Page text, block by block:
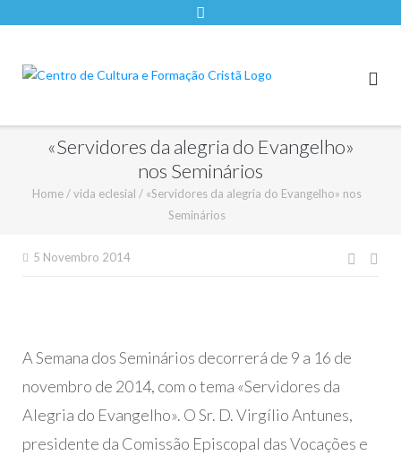
«Servidores da alegria do Evangelho»
nos Seminários
Home /vida eclesial / «Servidores da alegria do Evangelho» nos
Seminários
5 Novembro 2014
A Semana dos Seminários decorrerá de 9 a 16 de
novembro de 2014, com o tema «Servidores da
Alegria do Evangelho». O Sr. D. Virgílio Antunes,
presidente da Comissão Episcopal das Vocações e